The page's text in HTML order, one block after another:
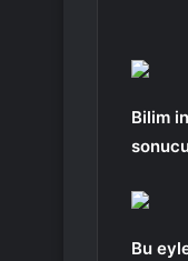
Bilim
Bu